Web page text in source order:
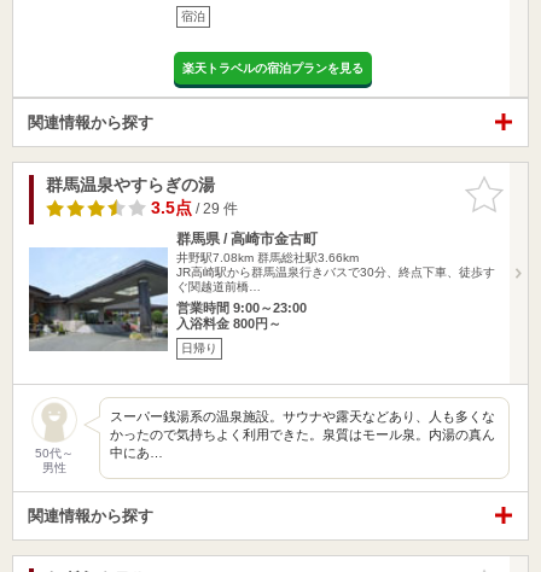
宿泊
楽天トラベルの宿泊プランを見る
関連情報から探す
お気に入
りに追加
群馬温泉やすらぎの湯
3.5点/ 29 件
群馬県 / 高崎市金古町
井野駅7.08km 群馬総社駅3.66km
JR高崎駅から群馬温泉行きバスで30分、終点下車、徒歩す
ぐ関越道前橋…
営業時間 9:00～23:00
入浴料金 800円～
日帰り
50代～
男性
スーパー銭湯系の温泉施設。サウナや露天などあり、人も多くな
かったので気持ちよく利用できた。泉質はモール泉。内湯の真ん
中にあ…
関連情報から探す